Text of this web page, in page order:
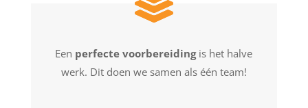
Een perfecte voorbereidingis het halve
werk. Dit doen we samen als één team!